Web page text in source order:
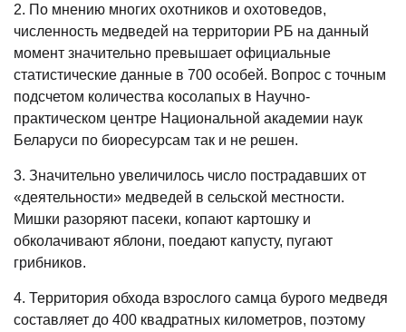
2. По мнению многих охотников и охотоведов,
численность медведей на территории РБ на данный
момент значительно превышает официальные
статистические данные в 700 особей. Вопрос с точным
подсчетом количества косолапых в Научно-
практическом центре Национальной академии наук
Беларуси по биоресурсам так и не решен.
3. Значительно увеличилось число пострадавших от
«деятельности» медведей в сельской местности.
Мишки разоряют пасеки, копают картошку и
обколачивают яблони, поедают капусту, пугают
грибников.
4. Территория обхода взрослого самца бурого медведя
составляет до 400 квадратных километров, поэтому